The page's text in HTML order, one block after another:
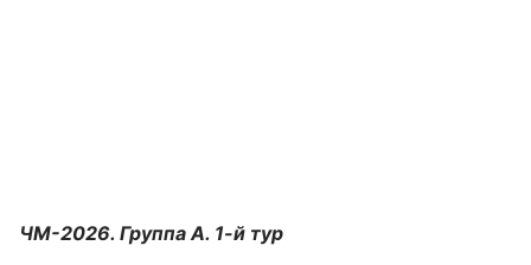
ЧМ-2026. Группа А. 1-й тур